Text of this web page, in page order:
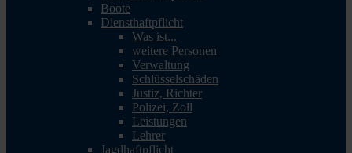
Boote
Diensthaftpflicht
Was ist...
weitere Personen
Verwaltung
Schlüsselschäden
Justiz, Richter
Polizei, Zoll
Leistungen
Lehrer
Jagdhaftpflicht